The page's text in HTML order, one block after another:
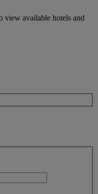
view available hotels and